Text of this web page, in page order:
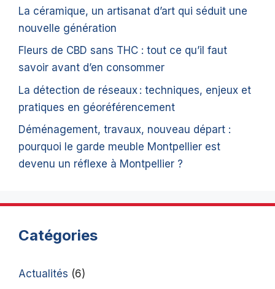
La céramique, un artisanat d’art qui séduit une
nouvelle génération
Fleurs de CBD sans THC : tout ce qu’il faut
savoir avant d’en consommer
La détection de réseaux : techniques, enjeux et
pratiques en géoréférencement
Déménagement, travaux, nouveau départ :
pourquoi le garde meuble Montpellier est
devenu un réflexe à Montpellier ?
Catégories
Actualités (6)